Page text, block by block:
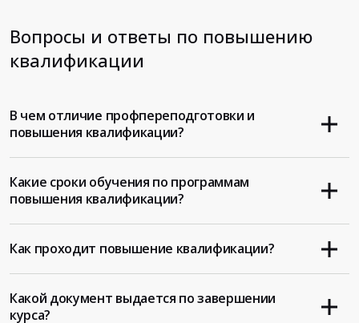
Вопросы и ответы по повышению
квалификации
В чем отличие профпереподготовки и
повышения квалификации?
Какие сроки обучения по программам
повышения квалификации?
Как проходит повышение квалификации?
Какой документ выдается по завершении
курса?